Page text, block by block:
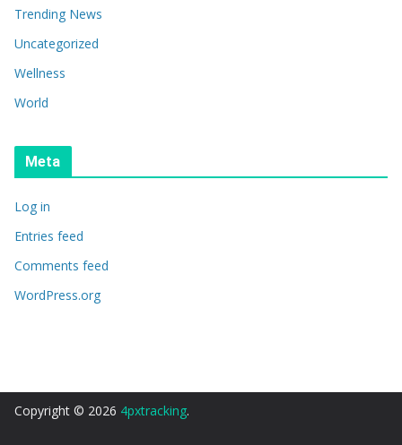
Trending News
Uncategorized
Wellness
World
Meta
Log in
Entries feed
Comments feed
WordPress.org
Copyright © 2026 4pxtracking.